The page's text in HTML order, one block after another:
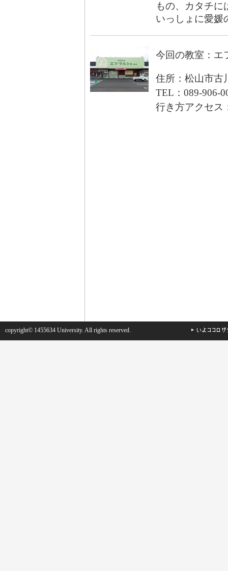
もの、カタチに
いっしょに愛媛
今回の教室：エ
住所：松山市古
TEL：089-906-
行き方アクセス
copyright© 1455634 University. All rights reserved.